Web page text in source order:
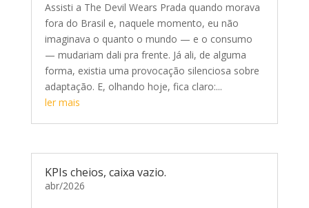
Assisti a The Devil Wears Prada quando morava
fora do Brasil e, naquele momento, eu não
imaginava o quanto o mundo — e o consumo
— mudariam dali pra frente. Já ali, de alguma
forma, existia uma provocação silenciosa sobre
adaptação. E, olhando hoje, fica claro:...
ler mais
KPIs cheios, caixa vazio.
abr/2026